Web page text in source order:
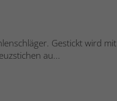
Gestickt wird mit
au...